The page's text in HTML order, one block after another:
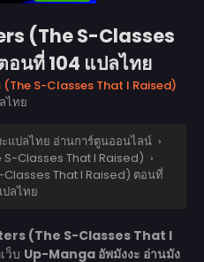
(The S-Classes
นที่ 104 แปลไทย
S-Classes That I Raised)
ไทย
แปลไทย อ่านการ์ตูนออนไลน์ ›
Classes That I Raised) ›
That I Raised) ตอนที่
ปลไทย
(The S-Classes That I
ว็บ Up-Manga อัพมังงะ อ่านมัง